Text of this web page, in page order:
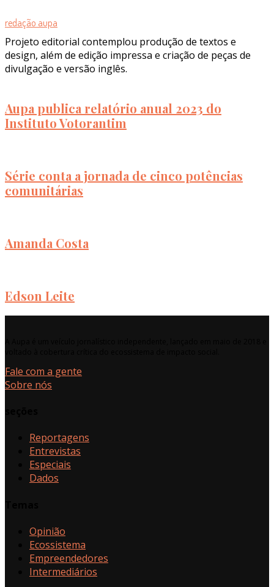
redação aupa
Projeto editorial contemplou produção de textos e
design, além de edição impressa e criação de peças de
divulgação e versão inglês.
Aupa publica relatório anual 2023 do
Instituto Votorantim
Série conta a jornada de cinco potências
comunitárias
Amanda Costa
Edson Leite
Fale com a gente
Sobre nós
Reportagens
Entrevistas
Especiais
Dados
Opinião
Ecossistema
Empreendedores
Intermediários